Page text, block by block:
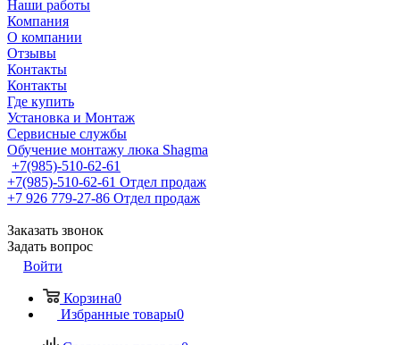
Наши работы
Компания
О компании
Отзывы
Контакты
Контакты
Где купить
Установка и Монтаж
Сервисные службы
Обучение монтажу люка Shagma
+7(985)-510-62-61
+7(985)-510-62-61 Отдел продаж
‪+7 926 779-27-86‬ Отдел продаж
Заказать звонок
Задать вопрос
Войти
Корзина0
Избранные товары0